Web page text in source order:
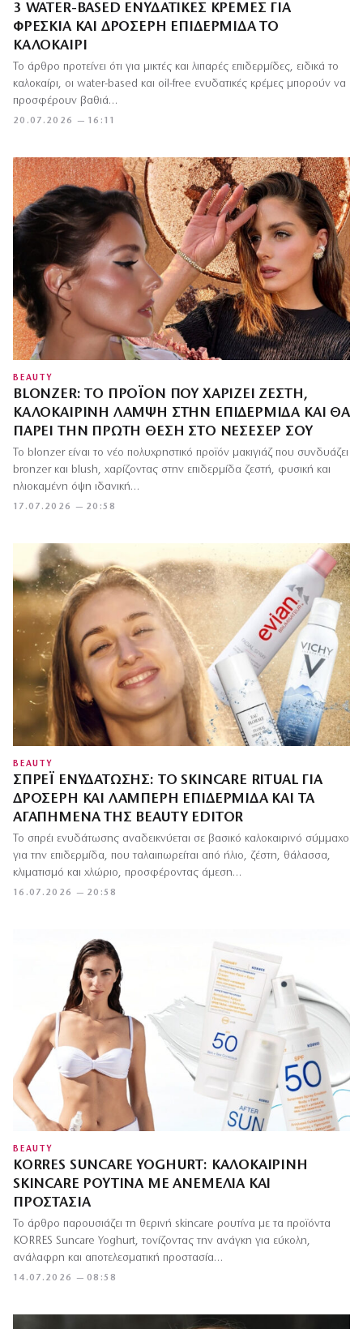
3 WATER-BASED ΕΝΥΔΑΤΙΚΈΣ ΚΡΈΜΕΣ ΓΙΑ
ΦΡΈΣΚΙΑ ΚΑΙ ΔΡΟΣΕΡΉ ΕΠΙΔΕΡΜΊΔΑ ΤΟ
ΚΑΛΟΚΑΊΡΙ
20.07.2026 — 16:11
Το άρθρο προτείνει ότι για μικτές και λιπαρές επιδερμίδες, ειδικά το
καλοκαίρι, οι water-based και oil-free ενυδατικές κρέμες μπορούν να
προσφέρουν βαθιά…
BEAUTY
BLONZER: ΤΟ ΠΡΟΪΌΝ ΠΟΥ ΧΑΡΊΖΕΙ ΖΕΣΤΉ,
ΚΑΛΟΚΑΙΡΙΝΉ ΛΆΜΨΗ ΣΤΗΝ ΕΠΙΔΕΡΜΊΔΑ ΚΑΙ ΘΑ
ΠΆΡΕΙ ΤΗΝ ΠΡΏΤΗ ΘΈΣΗ ΣΤΟ ΝΕΣΕΣΈΡ ΣΟΥ
17.07.2026 — 20:58
Το blonzer είναι το νέο πολυχρηστικό προϊόν μακιγιάζ που συνδυάζει
bronzer και blush, χαρίζοντας στην επιδερμίδα ζεστή, φυσική και
ηλιοκαμένη όψη ιδανική…
BEAUTY
ΣΠΡΈΙ ΕΝΥΔΆΤΩΣΗΣ: ΤΟ SKINCARE RITUAL ΓΙΑ
ΔΡΟΣΕΡΉ ΚΑΙ ΛΑΜΠΕΡΉ ΕΠΙΔΕΡΜΊΔΑ ΚΑΙ ΤΑ
ΑΓΑΠΗΜΈΝΑ ΤΗΣ BEAUTY EDITOR
16.07.2026 — 20:58
Το σπρέι ενυδάτωσης αναδεικνύεται σε βασικό καλοκαιρινό σύμμαχο
για την επιδερμίδα, που ταλαιπωρείται από ήλιο, ζέστη, θάλασσα,
κλιματισμό και χλώριο, προσφέροντας άμεση…
BEAUTY
KORRES SUNCARE YOGHURT: ΚΑΛΟΚΑΙΡΙΝΉ
SKINCARE ΡΟΥΤΊΝΑ ΜΕ ΑΝΕΜΕΛΙΆ ΚΑΙ
ΠΡΟΣΤΑΣΊΑ
14.07.2026 — 08:58
Το άρθρο παρουσιάζει τη θερινή skincare ρουτίνα με τα προϊόντα
KORRES Suncare Yoghurt, τονίζοντας την ανάγκη για εύκολη,
ανάλαφρη και αποτελεσματική προστασία…